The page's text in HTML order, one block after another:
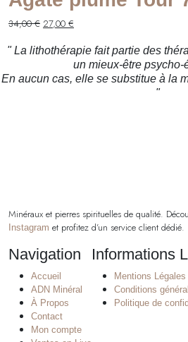
34,00€ Le
initial
34,00 €.
27,00 €
actuel
est :
27,00 €.
" La lithothérapie fait partie des
un mieux-être psycho-
En aucun cas, elle se substitue à la
"
Minéraux et pierres spirituelles de qualité.
Instagram et profitez d’un service client dédié.
Navigation
Accueil
ADN Minéral
À Propos
Contact
Mon compte
Informations
Mentions Légales
Conditions
Politique de